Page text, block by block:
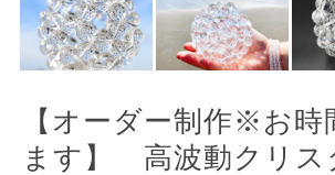
【オーダー制作※お時
ます】 高波動クリス